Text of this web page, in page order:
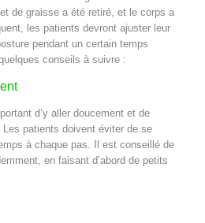
de graisse a été retiré, et le corps a
les patients devront ajuster leur
pendant un certain temps
conseils à suivre :
d’y aller doucement et de
patients doivent éviter de se
à chaque pas. Il est conseillé de
en faisant d’abord de petits